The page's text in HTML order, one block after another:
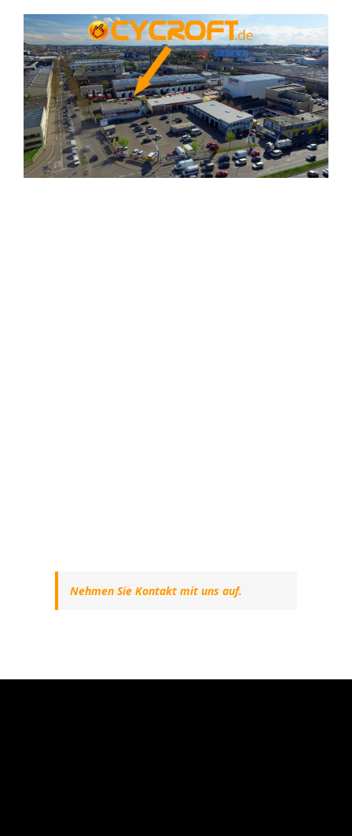
Nehmen Sie Kontakt mit uns auf.